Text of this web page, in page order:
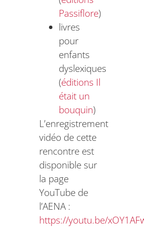
Passiflore)
livres
pour
enfants
dyslexiques
(éditions Il
était un
bouquin)
L’enregistrement
vidéo de cette
rencontre est
disponible sur
la page
YouTube de
l’AENA :
https://youtu.be/